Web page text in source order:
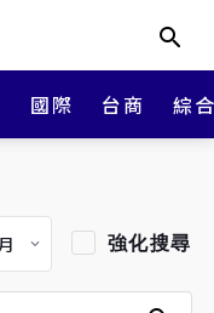
國際 台商 綜
強化搜尋